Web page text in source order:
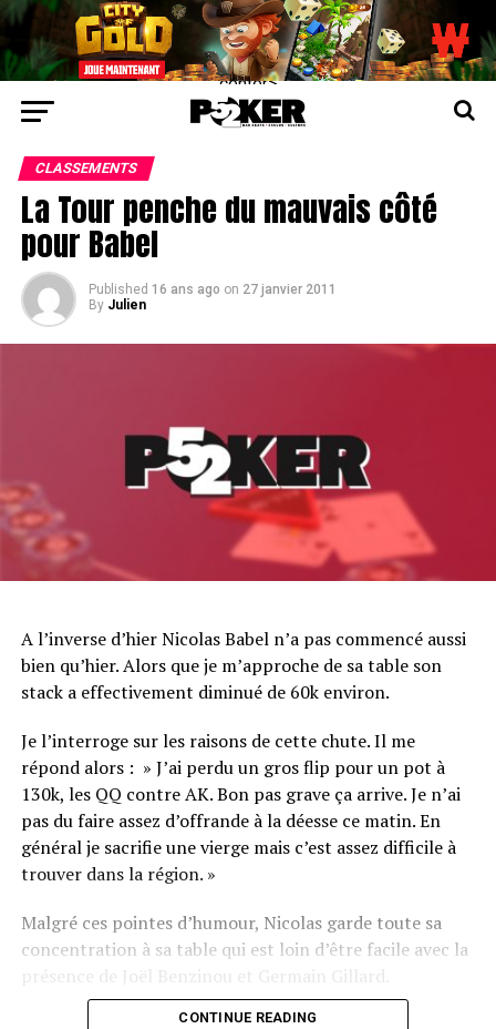
center>
CLASSEMENTS
La Tour penche du mauvais côté
pour Babel
Published 16 ans ago on 27 janvier 2011
By Julien
A l’inverse d’hier Nicolas Babel n’a pas commencé aussi
bien qu’hier. Alors que je m’approche de sa table son
stack a effectivement diminué de 60k environ.
Je l’interroge sur les raisons de cette chute. Il me
répond alors : » J’ai perdu un gros flip pour un pot à
130k, les QQ contre AK. Bon pas grave ça arrive. Je n’ai
pas du faire assez d’offrande à la déesse ce matin. En
général je sacrifie une vierge mais c’est assez difficile à
trouver dans la région. »
Malgré ces pointes d’humour, Nicolas garde toute sa
concentration à sa table qui est loin d’être facile avec la
présence de Joël Benzinou et Germain Gillard.
CONTINUE READING